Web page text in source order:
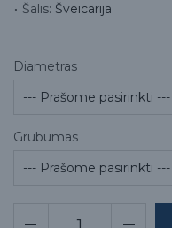
Šalis: Šveicarija
Diametras
Grubumas